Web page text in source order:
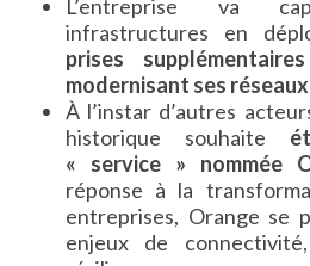
L’entreprise va
infrastructures en
prises
modernisant ses
À l’instar d’autres
historique souhaite
« service » nommée
réponse à la
entreprises, Orange se
enjeux de